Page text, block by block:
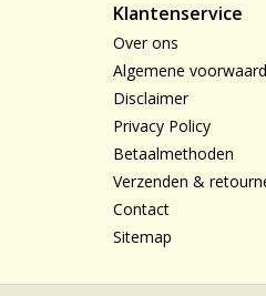
Klantenservice
Over ons
Algemene
Disclaimer
Privacy Policy
Betaalmethoden
Verzenden &
Contact
Sitemap